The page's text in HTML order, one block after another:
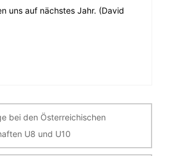
uns auf nächstes Jahr. (David
bei den Österreichischen
U8 und U10